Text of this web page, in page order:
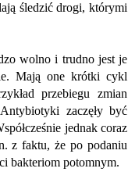
śledzić drogi, którymi
wolno i trudno jest je
Mają one krótki cykl
przebiegu zmian
zaczęły być
jednak coraz
z faktu, że po podaniu
bakteriom potomnym.